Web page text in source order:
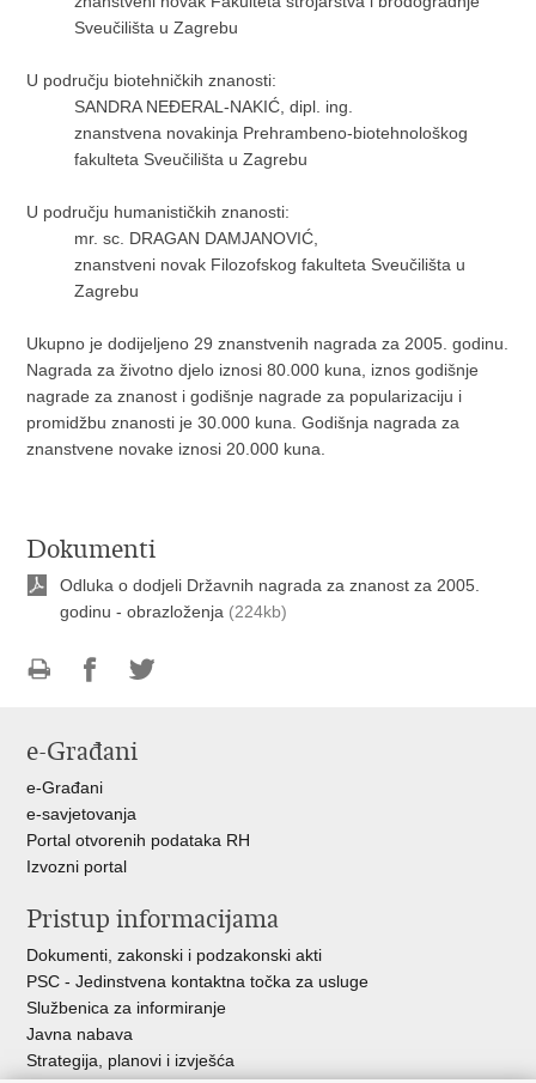
Sveučilišta u Zagrebu
U području biotehničkih znanosti:
SANDRA NEĐERAL-NAKIĆ, dipl. ing.
znanstvena novakinja Prehrambeno-biotehnološkog
fakulteta Sveučilišta u Zagrebu
U području humanističkih znanosti:
mr. sc. DRAGAN DAMJANOVIĆ,
znanstveni novak Filozofskog fakulteta Sveučilišta u
Zagrebu
Ukupno je dodijeljeno 29 znanstvenih nagrada za 2005. godinu.
Nagrada za životno djelo iznosi 80.000 kuna, iznos godišnje
nagrade za znanost i godišnje nagrade za popularizaciju i
promidžbu znanosti je 30.000 kuna. Godišnja nagrada za
znanstvene novake iznosi 20.000 kuna.
Dokumenti
Odluka o dodjeli Državnih nagrada za znanost za 2005.
godinu - obrazloženja (224kb)
FacebookuTwitteru
e-Građani
e-Građani
e-savjetovanja
Portal otvorenih podataka RH
Izvozni portal
Pristup informacijama
Dokumenti, zakonski i podzakonski akti
PSC - Jedinstvena kontaktna točka za usluge
Službenica za informiranje
Javna nabava
Strategija, planovi i izvješća